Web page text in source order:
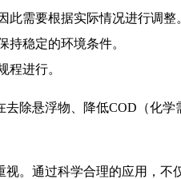
需要根据实际情况进行调整
稳定的环境条件。
程进行。
除悬浮物、降低COD（化
。通过科学合理的应用，